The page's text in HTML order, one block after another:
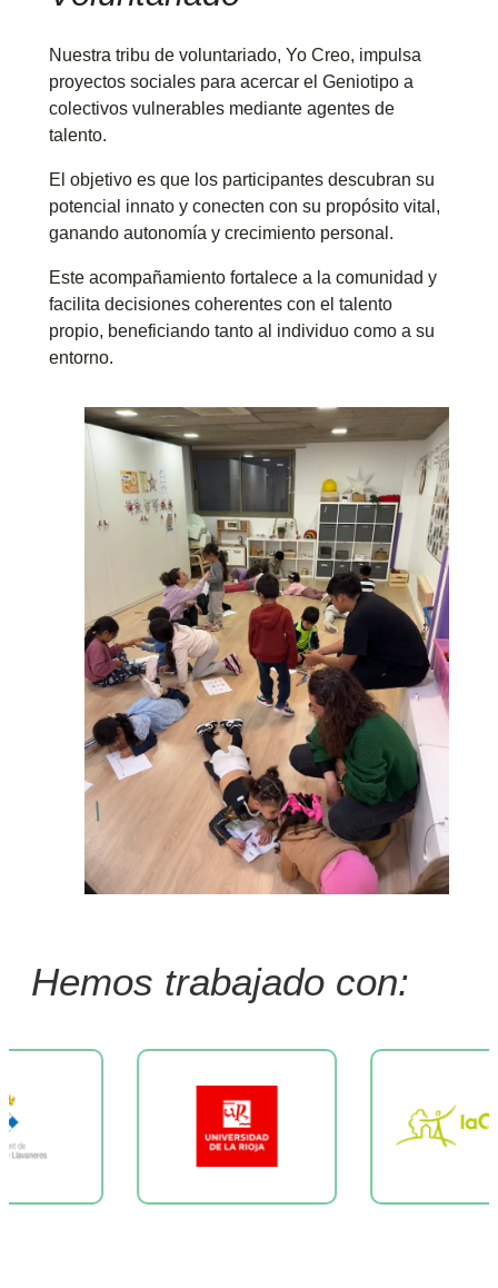
Nuestra tribu de voluntariado, Yo Creo, impulsa
proyectos sociales para acercar el Geniotipo a
colectivos vulnerables mediante agentes de
talento.
El objetivo es que los participantes descubran su
potencial innato y conecten con su propósito vital,
ganando autonomía y crecimiento personal.
Este acompañamiento fortalece a la comunidad y
facilita decisiones coherentes con el talento
propio, beneficiando tanto al individuo como a su
entorno.
Hemos trabajado con: